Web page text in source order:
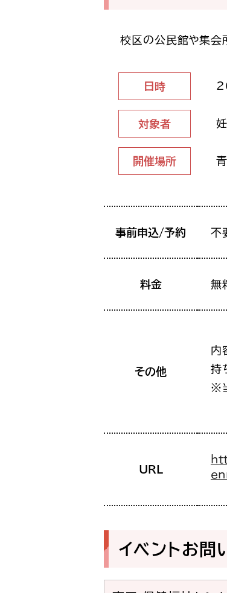
校区の公民館や集会
日時
対象者
開催場所
事前申込/予約 不
料金 無
その他
内
持
※
URL
イベントお問